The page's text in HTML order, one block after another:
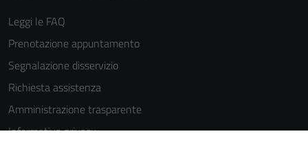
Leggi le FAQ
Prenotazione appuntamento
Segnalazione disservizio
Richiesta assistenza
Amministrazione trasparente
Informativa privacy